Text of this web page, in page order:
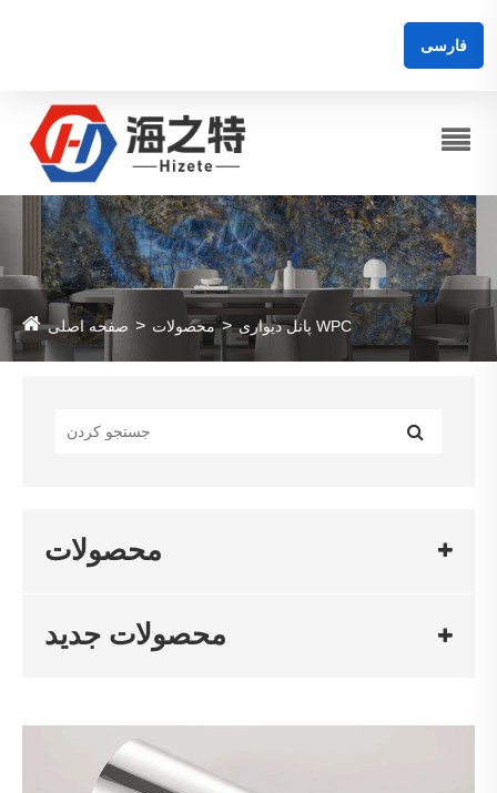
فارسی
صفحه اصلی محصولات پانل دیواری WPC
محصولات
محصولات جدید